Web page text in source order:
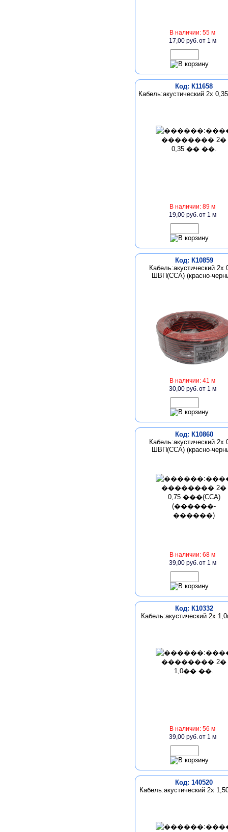
В наличии: 55 м
17,00 руб.от 1 м
Код: К11658
Кабель:акустический 2х
В наличии: 89 м
19,00 руб.от 1 м
Код: К10859
Кабель:акустический 2х
ШВП(CCA) (красно-
В наличии: 41 м
30,00 руб.от 1 м
Код: К10860
Кабель:акустический 2х
ШВП(CCA) (красно-
В наличии: 68 м
39,00 руб.от 1 м
Код: К10332
Кабель:акустический 2х
В наличии: 56 м
39,00 руб.от 1 м
Код: 140520
Кабель:акустический 2х